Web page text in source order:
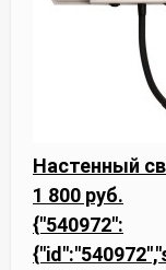
Настенный
1 800 руб.
{"540972":